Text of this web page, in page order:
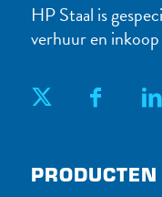
HP Staal is
verhuur en
PRODUC​TEN